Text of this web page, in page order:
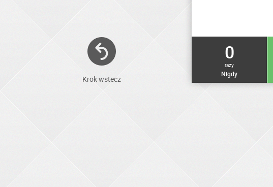
Krok wstecz
0
razy
Nigdy